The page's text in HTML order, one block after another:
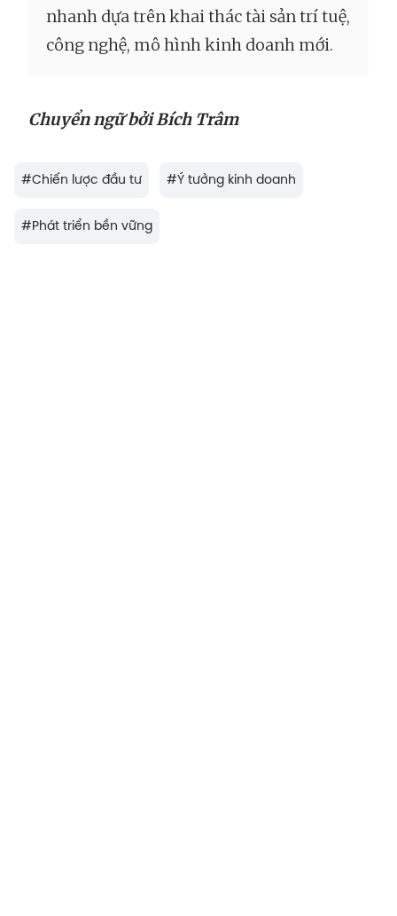
nhanh dựa trên khai thác tài sản trí tuệ,
công nghệ, mô hình kinh doanh mới.
Chuyển ngữ bởi Bích Trâm
#Chiến lược đầu tư #Ý tưởng kinh doanh
#Phát triển bền vững